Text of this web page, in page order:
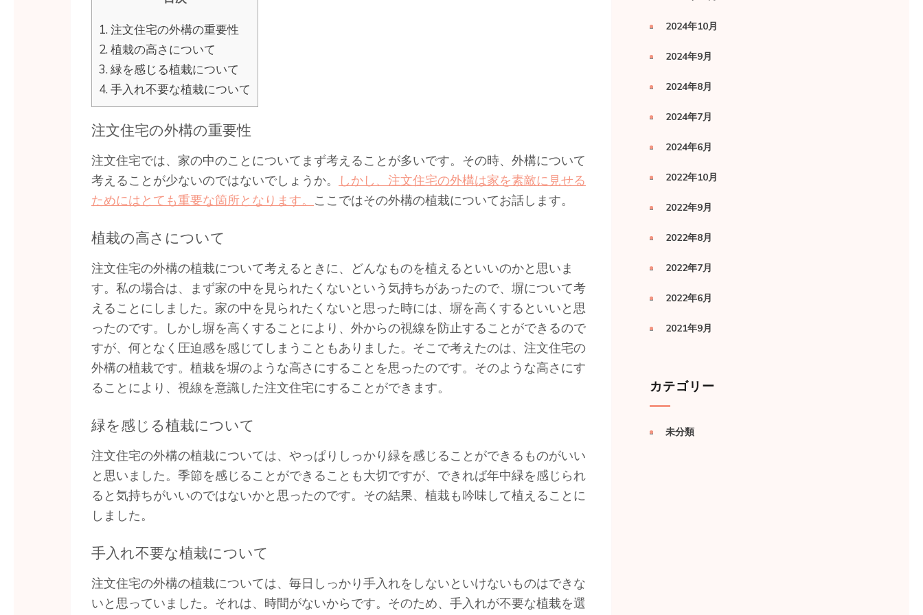
1. 注文住宅の外構の重要性
2. 植栽の高さについて
3. 緑を感じる植栽について
4. 手入れ不要な植栽について
注文住宅の外構の重要性
注文住宅では、家の中のことについてまず考えることが多いです。その時、外構について
考えることが少ないのではないでしょうか。
しかし、注文住宅の外構は家を素敵に見せる
ためにはとても重要な箇所となります。 ここではその外構の植栽についてお話します。
植栽の高さについて
注文住宅の外構の植栽について考えるときに、どんなものを植えるといいのかと思いま
す。私の場合は、まず家の中を見られたくないという気持ちがあったので、塀について考
えることにしました。家の中を見られたくないと思った時には、塀を高くするといいと思
ったのです。しかし塀を高くすることにより、外からの視線を防止することができるので
すが、何となく圧迫感を感じてしまうこともありました。そこで考えたのは、注文住宅の
外構の植栽です。植栽を塀のような高さにすることを思ったのです。そのような高さにす
ることにより、視線を意識した注文住宅にすることができます。
緑を感じる植栽について
注文住宅の外構の植栽については、やっぱりしっかり緑を感じることができるものがいい
と思いました。季節を感じることができることも大切ですが、できれば年中緑を感じられ
ると気持ちがいいのではないかと思ったのです。その結果、植栽も吟味して植えることに
しました。
手入れ不要な植栽について
注文住宅の外構の植栽については、毎日しっかり手入れをしないといけないものはできな
いと思っていました。それは、時間がないからです。そのため、手入れが不要な植栽を選
2024年10月
2024年9月
2024年8月
2024年7月
2024年6月
2022年10月
2022年9月
2022年8月
2022年7月
2022年6月
2021年9月
カテゴリー
未分類